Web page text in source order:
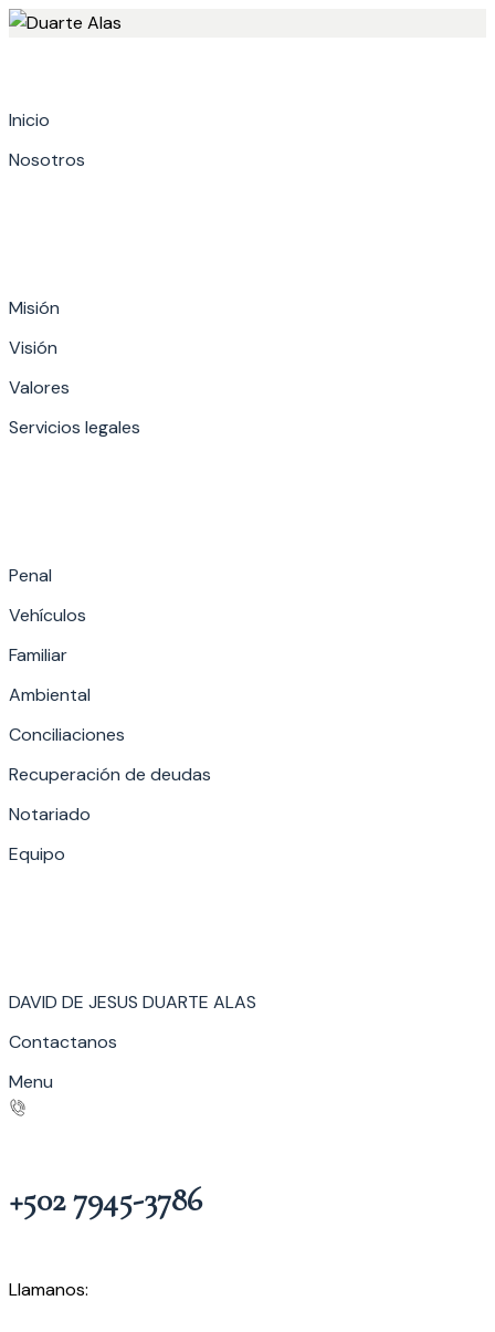
content
Inicio
Nosotros
Misión
Visión
Valores
Servicios legales
Penal
Vehículos
Familiar
Ambiental
Conciliaciones
Recuperación de deudas
Notariado
Equipo
DAVID DE JESUS DUARTE ALAS
Contactanos
Menu
+502 7945-3786
Llamanos: